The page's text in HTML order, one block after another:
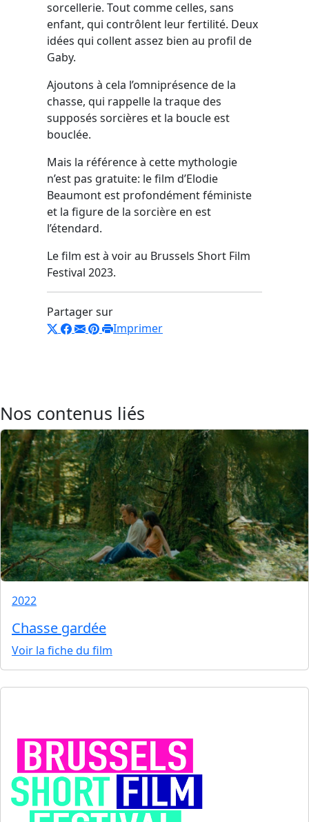
sorcellerie. Tout comme celles, sans
enfant, qui contrôlent leur fertilité. Deux
idées qui collent assez bien au profil de
Gaby.
Ajoutons à cela l’omniprésence de la
chasse, qui rappelle la traque des
supposés sorcières et la boucle est
bouclée.
Mais la référence à cette mythologie
n’est pas gratuite: le film d’Elodie
Beaumont est profondément féministe
et la figure de la sorcière en est
l’étendard.
Le film est à voir au Brussels Short Film
Festival 2023.
Partager sur
Imprimer
Nos contenus liés
2022
Chasse gardée
Voir la fiche du film